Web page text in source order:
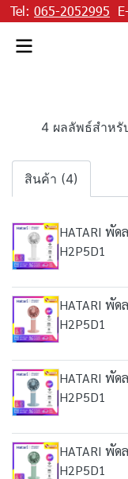
Tel: 065-2052995
4 ผลลัพธ์สำหรั
สินค้า (4)
HATARI พัด
H2P5D1
HATARI พัด
H2P5D1
HATARI พัด
H2P5D1
HATARI พัด
H2P5D1